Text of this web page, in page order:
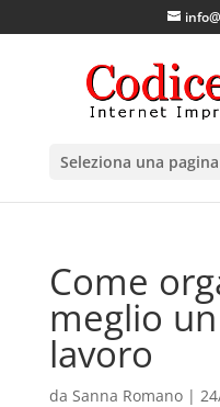
Seleziona una pagina
Come
meglio
lavoro
da Sanna Romano|